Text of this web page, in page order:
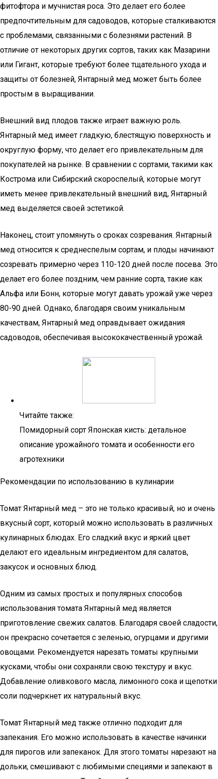
фитофтора и мучнистая роса. Это делает его более
предпочтительным для садоводов, которые сталкиваются
с проблемами, связанными с болезнями растений. В
отличие от некоторых других сортов, таких как Мазарини
или Гигант, которые требуют более тщательного ухода и
защиты от болезней, Янтарный мед может быть более
простым в выращивании.
Внешний вид плодов также играет важную роль.
Янтарный мед имеет гладкую, блестящую поверхность и
округлую форму, что делает его привлекательным для
покупателей на рынке. В сравнении с сортами, такими как
Кострома или Сибирский скороспелый, которые могут
иметь менее привлекательный внешний вид, Янтарный
мед выделяется своей эстетикой.
Наконец, стоит упомянуть о сроках созревания. Янтарный
мед относится к среднеспелым сортам, и плоды начинают
созревать примерно через 110-120 дней после посева. Это
делает его более поздним, чем ранние сорта, такие как
Альфа или Бонн, которые могут давать урожай уже через
80-90 дней. Однако, благодаря своим уникальным
качествам, Янтарный мед оправдывает ожидания
садоводов, обеспечивая высококачественный урожай.
Читайте также:
Помидорный сорт Японская кисть: детальное
описание урожайного томата и особенности его
агротехники
Рекомендации по использованию в кулинарии
Томат Янтарный мед – это не только красивый, но и очень
вкусный сорт, который можно использовать в различных
кулинарных блюдах. Его сладкий вкус и яркий цвет
делают его идеальным ингредиентом для салатов,
закусок и основных блюд.
Одним из самых простых и популярных способов
использования томата Янтарный мед является
приготовление свежих салатов. Благодаря своей сладости,
он прекрасно сочетается с зеленью, огурцами и другими
овощами. Рекомендуется нарезать томаты крупными
кусками, чтобы они сохраняли свою текстуру и вкус.
Добавление оливкового масла, лимонного сока и щепотки
соли подчеркнет их натуральный вкус.
Томат Янтарный мед также отлично подходит для
запекания. Его можно использовать в качестве начинки
для пирогов или запеканок. Для этого томаты нарезают на
дольки, смешивают с любимыми специями и запекают в